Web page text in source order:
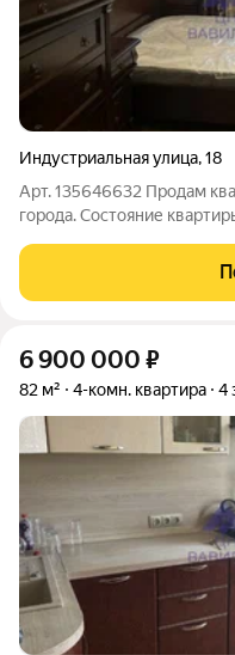
Индустриальная улица,18
Арт. 135646632 Продам
города. Состояние
комната, собственный
меняется на
6 900 000 ₽
82 м² 4-комн. квартира 4